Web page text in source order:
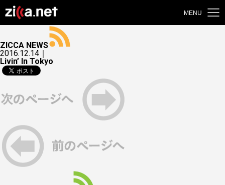
MENU
ZICCA NEWS
2016.12.14｜
Livin’ In Tokyo